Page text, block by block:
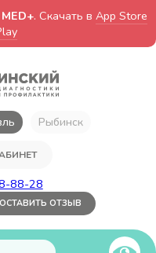
MED+. Скачать в App Store
Рыбинск
88-28
ОСТАВИТЬ ОТЗЫВ